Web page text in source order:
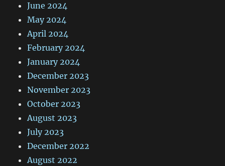
June 2024
May 2024
April 2024
February 2024
January 2024
December 2023
November 2023
October 2023
August 2023
July 2023
December 2022
August 2022